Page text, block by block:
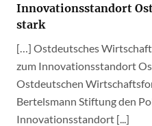
Innovationsstandort
stark
[…] Ostdeutsches
zum Innovationsstandort
Ostdeutschen
Bertelsmann Stiftung den
Innovationsstandort [...]